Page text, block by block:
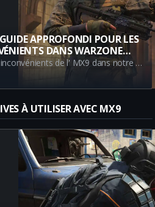
APPROFONDI POUR LES
DANS WARZONE
Découvrez les avantages et inconvénients de l' MX9 dans notre guide approfondi pour Warzone Battle Royale. Apprenez ce qui distingue cette mitraillette, depuis son temps de réaction rapide jusqu'à sa capacité de chargeur limitée, et comment elle s'insère dans la Meta actuelle de Warzone.
À UTILISER AVEC MX9